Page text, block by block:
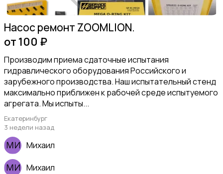
Насос ремонт ZOOMLION.
от 100 ₽
Производим приема сдаточные испытания
гидравлического оборудования Российского и
зарубежного производства. Наш испытательный стенд
максимально приближен к рабочей среде испытуемого
агрегата. Мы испыты...
Екатеринбург
3 недели назад
Михаил
Михаил